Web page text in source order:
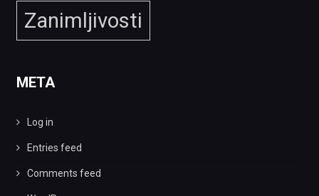
Zanimljivosti
META
Log in
Entries feed
Comments feed